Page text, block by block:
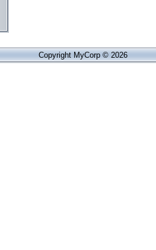
Copyright MyCorp © 2026